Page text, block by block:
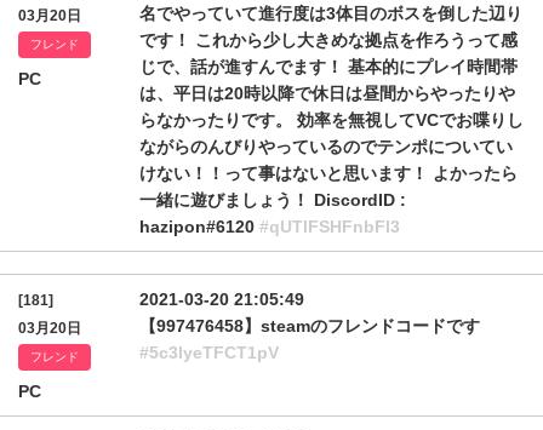
03月20日
フレンド
PC
名でやっていて進行度は3体目のボスを倒した辺り
です！ これから少し大きめな拠点を作ろうって感
じで、話が進すんでます！ 基本的にプレイ時間帯
は、平日は20時以降で休日は昼間からやったりや
らなかったりです。 効率を無視してVCでお喋りし
ながらのんびりやっているのでテンポについてい
けない！！って事はないと思います！ よかったら
一緒に遊びましょう！ DiscordID :
hazipon#6120 #qUTlFSHFnbFl3
[181]
03月20日
フレンド
PC
2021-03-20 21:05:49
【997476458】steamのフレンドコードです
#5c3lyeTFCT1pV